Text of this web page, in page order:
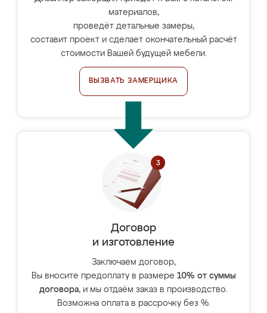
материалов,
проведёт детальные замеры,
составит проект и сделает окончательный расчёт
стоимости Вашей будущей мебели.
ВЫЗВАТЬ ЗАМЕРЩИКА
Договор
и изготовление
Заключаем договор,
Вы вносите предоплату в размере 10% от суммы
договора, и мы отдаём заказ в производство.
Возможна оплата в рассрочку без %.